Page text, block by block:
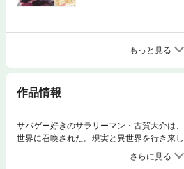
もっと見る
作品情報
サバゲー好きのサラリーマン・古賀大介は
世界に召喚された。現実と異世界を行き来
なった大介に与えられたのは、「エアガン
力」。異世界で出会った女性剣士・レナと